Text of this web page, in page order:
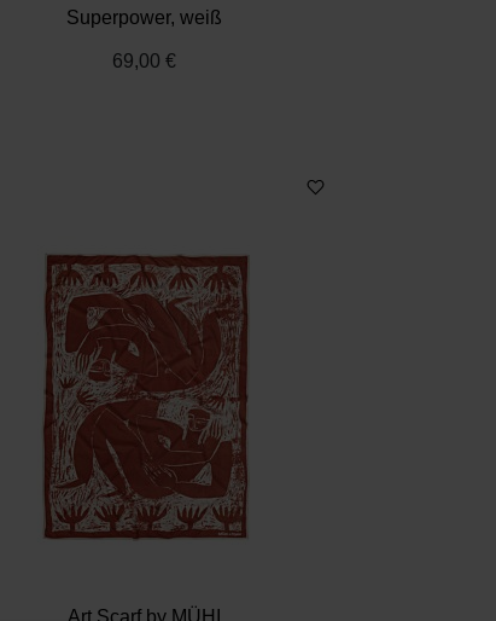
Superpower, weiß
69,00 €
Art Scarf by MÜHI